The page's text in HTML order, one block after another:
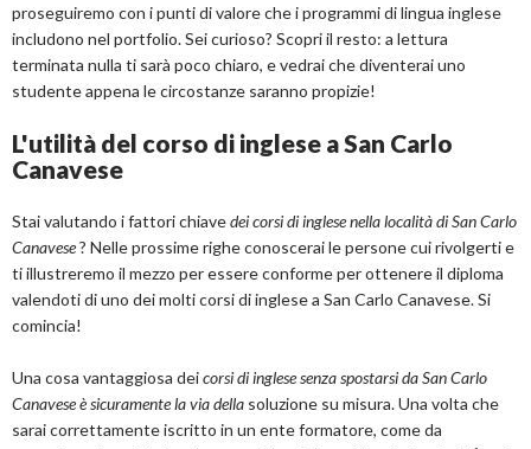
proseguiremo con i punti di valore che i programmi di lingua inglese
includono nel portfolio. Sei curioso? Scopri il resto: a lettura
terminata nulla ti sarà poco chiaro, e vedrai che diventerai uno
studente appena le circostanze saranno propizie!
L'utilità del corso di inglese a San Carlo
Canavese
Stai valutando i fattori chiavedei corsi di inglese nella località di San Carlo
Canavese? Nelle prossime righe conoscerai le persone cui rivolgerti e
ti illustreremo il mezzo per essere conforme per ottenere il diploma
valendoti di uno dei molti corsi di inglese a San Carlo Canavese. Si
comincia!
Una cosa vantaggiosa deicorsi di inglese senza spostarsi da San Carlo
Canavese è sicuramente la via della soluzione su misura. Una volta che
sarai correttamente iscritto in un ente formatore, come da